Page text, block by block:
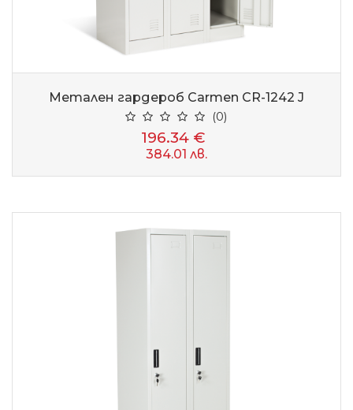
Метален гардероб Carmen CR-1242 J
(0)
196.34 €
384.01 лв.